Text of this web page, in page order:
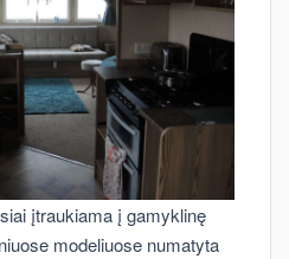
įtraukiama į gamyklinę
modeliuose numatyta